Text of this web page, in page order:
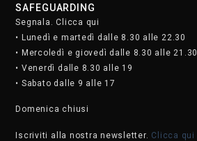
SAFEGUARDING
Segnala. Clicca qui
• Lunedì e martedì dalle 8.30 alle 22.30
• Mercoledì e giovedì dalle 8.30 alle 21.30
• Venerdì dalle 8.30 alle 19
• Sabato dalle 9 alle 17
Domenica chiusi
Iscriviti alla nostra newsletter. Clicca qui